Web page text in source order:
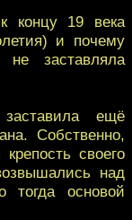
концу 19 века
и почему
заставляла
ещё
Собственно,
своего
над
основой